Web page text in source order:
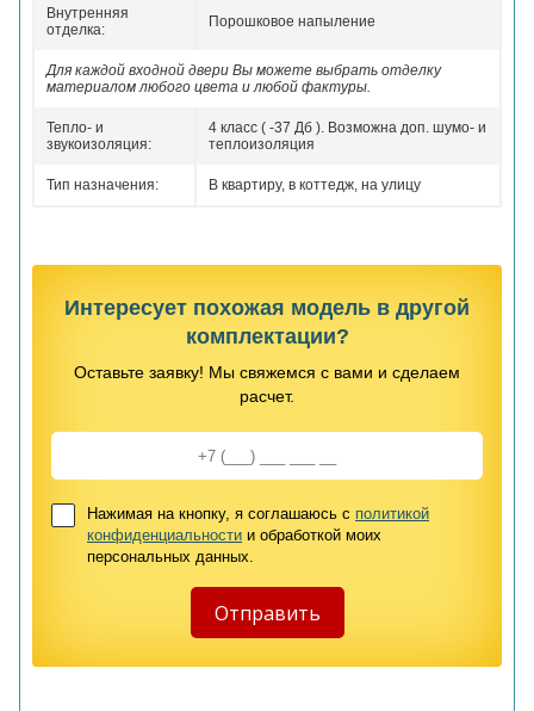
Внутренняя
отделка:
Порошковое напыление
Для каждой входной двери Вы можете выбрать отделку
материалом любого цвета и любой фактуры.
Тепло- и
звукоизоляция:
4 класс ( -37 Дб ). Возможна доп. шумо- и
теплоизоляция
Тип назначения: В квартиру, в коттедж, на улицу
Интересует похожая модель в другой
комплектации?
Оставьте заявку! Мы свяжемся с вами и сделаем
расчет.
Нажимая на кнопку, я соглашаюсь с политикой
конфиденциальности и обработкой моих
персональных данных.